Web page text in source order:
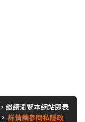
繼續瀏覽本網站即表
詳情請參閱私隱政